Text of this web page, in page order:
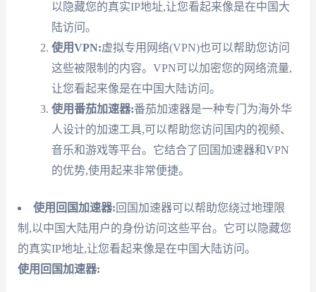
以隐藏您的真实IP地址,让您看起来像是在中国大
陆访问。
使用VPN:虚拟专用网络(VPN)也可以帮助您访问
这些被限制的内容。VPN可以加密您的网络流量,
让您看起来像是在中国大陆访问。
使用番茄加速器:番茄加速器是一种专门为海外华
人设计的加速工具,可以帮助您访问国内的视频、
音乐和游戏等平台。它结合了回国加速器和VPN
的优势,使用起来非常便捷。
使用回国加速器: 回国加速器可以帮助您绕过地理限
制,以中国大陆用户的身份访问这些平台。它可以隐藏您
的真实IP地址,让您看起来像是在中国大陆访问。
使用回国加速器: